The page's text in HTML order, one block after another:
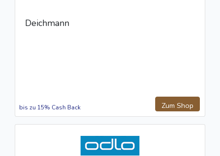
Deichmann
Zum Shop
bis zu 15% Cash Back